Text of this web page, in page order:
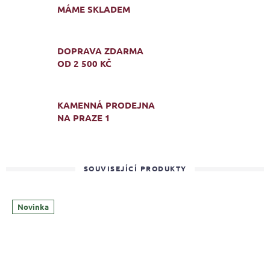
MÁME SKLADEM
DOPRAVA ZDARMA
OD 2 500 KČ
KAMENNÁ PRODEJNA
NA PRAZE 1
SOUVISEJÍCÍ PRODUKTY
Novinka